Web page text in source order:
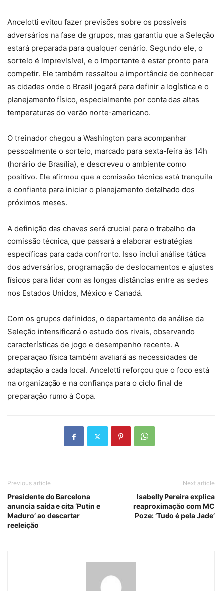
Ancelotti evitou fazer previsões sobre os possíveis
adversários na fase de grupos, mas garantiu que a Seleção
estará preparada para qualquer cenário. Segundo ele, o
sorteio é imprevisível, e o importante é estar pronto para
competir. Ele também ressaltou a importância de conhecer
as cidades onde o Brasil jogará para definir a logística e o
planejamento físico, especialmente por conta das altas
temperaturas do verão norte-americano.
O treinador chegou a Washington para acompanhar
pessoalmente o sorteio, marcado para sexta-feira às 14h
(horário de Brasília), e descreveu o ambiente como
positivo. Ele afirmou que a comissão técnica está tranquila
e confiante para iniciar o planejamento detalhado dos
próximos meses.
A definição das chaves será crucial para o trabalho da
comissão técnica, que passará a elaborar estratégias
específicas para cada confronto. Isso inclui análise tática
dos adversários, programação de deslocamentos e ajustes
físicos para lidar com as longas distâncias entre as sedes
nos Estados Unidos, México e Canadá.
Com os grupos definidos, o departamento de análise da
Seleção intensificará o estudo dos rivais, observando
características de jogo e desempenho recente. A
preparação física também avaliará as necessidades de
adaptação a cada local. Ancelotti reforçou que o foco está
na organização e na confiança para o ciclo final de
preparação rumo à Copa.
Previous article
Presidente do Barcelona
anuncia saída e cita ‘Putin e
Maduro’ ao descartar
reeleição
Next article
Isabelly Pereira explica
reaproximação com MC
Poze: ‘Tudo é pela Jade’